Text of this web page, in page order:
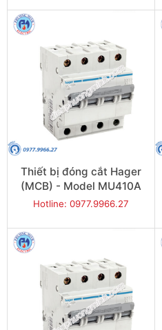
Thiết bị đóng cắt Hager
(MCB) - Model MU410A
Hotline: 0977.9966.27